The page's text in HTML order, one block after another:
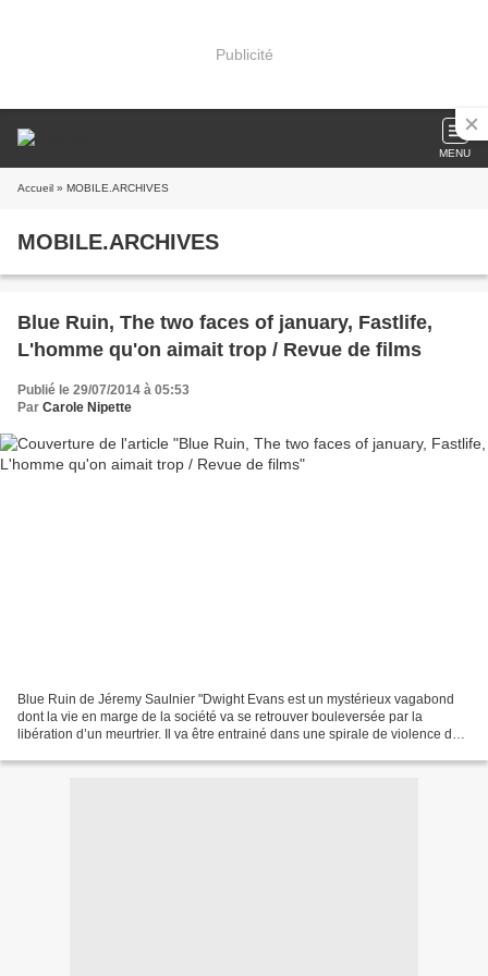
Publicité
MENU
Accueil » MOBILE.ARCHIVES
MOBILE.ARCHIVES
Blue Ruin, The two faces of january, Fastlife,
L'homme qu'on aimait trop / Revue de films
Publié le 29/07/2014 à 05:53
Par Carole Nipette
Blue Ruin de Jéremy Saulnier "Dwight Evans est un mystérieux vagabond
dont la vie en marge de la société va se retrouver bouleversée par la
libération d’un meurtrier. Il va être entrainé dans une spirale de violence dont